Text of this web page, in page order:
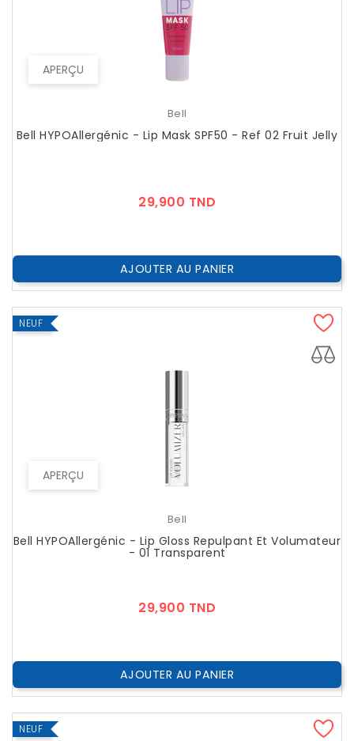
APERÇU
Bell
Bell HYPOAllergénic - Lip Mask SPF50 - Ref 02 Fruit Jelly
29,900 TND
AJOUTER AU PANIER
APERÇU
NEUF
Bell
Bell HYPOAllergénic - Lip Gloss Repulpant Et Volumateur
- 01 Transparent
29,900 TND
AJOUTER AU PANIER
NEUF